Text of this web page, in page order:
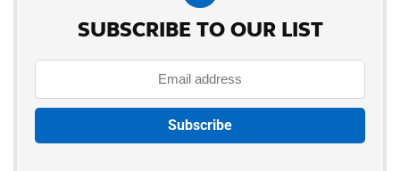
SUBSCRIBE TO OUR LIST